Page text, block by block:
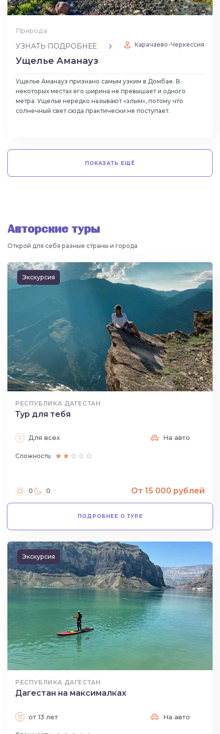
Природа
Ущелье Аманауз
Ущелье Аманауз признано самым узким в Домбае. В
некоторых местах его ширина не превышает и одного
метра. Ущелье нередко называют «злым», потому что
солнечный свет сюда практически не поступает.
Карачаево-Черкессия
УЗНАТЬ ПОДРОБНЕЕ
ПОКАЗАТЬ ЕЩЁ
Авторские туры
Открой для себя разные страны и города
Экскурсия
РЕСПУБЛИКА ДАГЕСТАН
Тур для тебя
Для всех На авто
Сложность:
0 0 От 15 000 рублей
ПОДРОБНЕЕ О ТУРЕ
Экскурсия
РЕСПУБЛИКА ДАГЕСТАН
Дагестан на максималках
от 13 лет На авто